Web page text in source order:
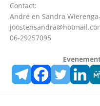
Contact:
André en Sandra
06-29257095